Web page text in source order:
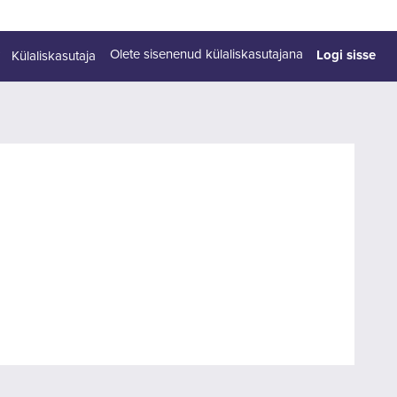
Külaliskasutaja Olete sisenenud külaliskasutajana Logi sisse